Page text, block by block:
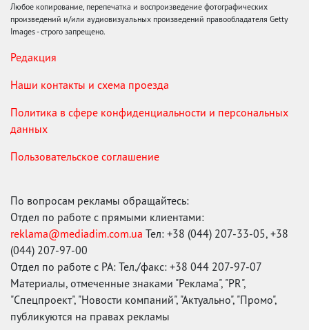
Любое копирование, перепечатка и воспроизведение фотографических
произведений и/или аудиовизуальных произведений правообладателя Getty
Images - строго запрещено.
Редакция
Наши контакты и схема проезда
Политика в сфере конфиденциальности и персональных
данных
Пользовательское соглашение
По вопросам рекламы обращайтесь:
Отдел по работе с прямыми клиентами:
reklama@mediadim.com.ua Тел: +38 (044) 207-33-05, +38
(044) 207-97-00
Отдел по работе с РА: Тел./факс: +38 044 207-97-07
Материалы, отмеченные знаками "Реклама", "PR",
"Спецпроект", "Новости компаний", "Актуально", "Промо",
публикуются на правах рекламы